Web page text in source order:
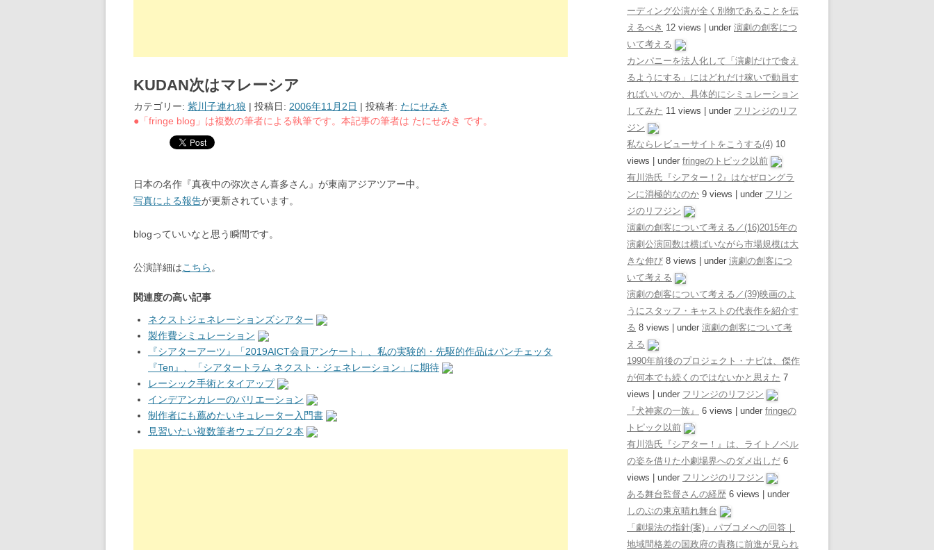
KUDAN次はマレーシア
カテゴリー: 紫川子連れ狼 | 投稿日: 2006年11月2日 | 投稿者: たにせみき
●「fringe blog」は複数の筆者による執筆です。本記事の筆者は たにせみき です。
日本の名作『真夜中の弥次さん喜多さん』が東南アジアツアー中。
写真による報告が更新されています。
blogっていいなと思う瞬間です。
公演詳細はこちら 。
関連度の高い記事
ネクストジェネレーションズシアター
製作費シミュレーション
『シアターアーツ』「2019AICT会員アンケート」、私の実験的・先駆的作品はパンチェッタ
『Ten』、「シアタートラム ネクスト・ジェネレーション」に期待
レーシック手術とタイアップ
インデアンカレーのバリエーション
制作者にも薦めたいキュレーター入門書
見習いたい複数筆者ウェブログ２本
ーディング公演が全く別物であることを伝
えるべき 12 views under 演劇の創客につ
いて考える
カンパニーを法人化して「演劇だけで食え
るようにする」にはどれだけ稼いで動員す
ればいいのか、具体的にシミュレーション
してみた 11 views under フリンジのリフ
ジン
私ならレビューサイトをこうする(4) 10
views
under fringeのトピック以前
有川浩氏『シアター！2』はなぜロングラ
ンに消極的なのか 9 views under フリン
ジのリフジン
演劇の創客について考える／(16)2015年の
演劇公演回数は横ばいながら市場規模は大
きな伸び 8 views under 演劇の創客につ
いて考える
演劇の創客について考える／(39)映画のよ
うにスタッフ・キャストの代表作を紹介す
る 8 views under 演劇の創客について考
える
1990年前後のプロジェクト・ナビは、傑作
が何本でも続くのではないかと思えた 7
views
under フリンジのリフジン
『犬神家の一族』
6 views under fringeの
トピック以前
有川浩氏『シアター！』は、ライトノベル
の姿を借りた小劇場界へのダメ出しだ 6
views
under フリンジのリフジン
ある舞台監督さんの経歴 6 views
under
しのぶの東京晴れ舞台
「劇場法の指針(案)」パブコメへの回答｜
地域間格差の国政府の責務に前進が見られ